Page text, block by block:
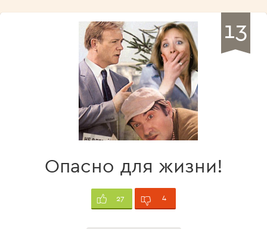
13
Опасно для жизни!
27 4